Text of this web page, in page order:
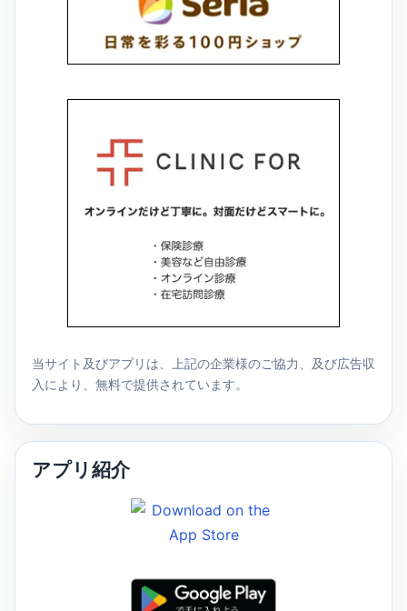
当サイト及びアプリは、上記の企業様のご協力、及び広告収
入により、無料で提供されています。
アプリ紹介